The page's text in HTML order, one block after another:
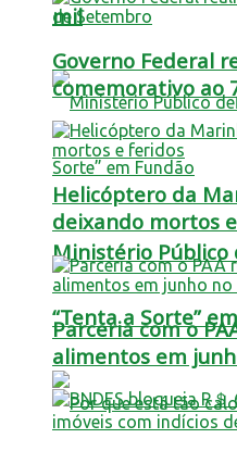
mil
Ministério Público
“Tenta a Sorte”
Governo Federal
comemorativo ao
Helicóptero da
deixando mortos
Parceria com o
alimentos em